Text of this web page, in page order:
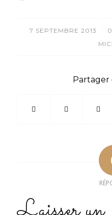
7 SEPTEMBRE 2013
/
Partager